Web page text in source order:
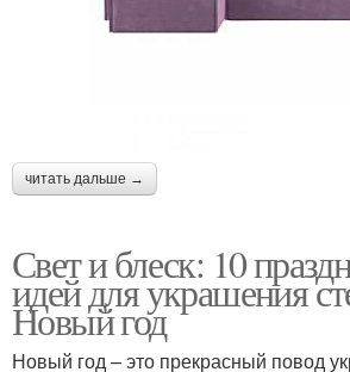
читать дальше →
Свет и блеск: 10
идей для украшения
Новый год
Новый год – это прекрасный повод